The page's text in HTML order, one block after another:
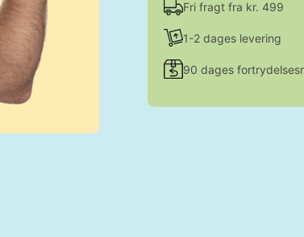
Fri fragt fra kr. 499
1-2 dages levering
90 dages